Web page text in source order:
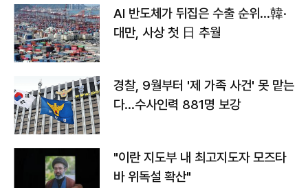
AI 반도체가 뒤집은 수출 순위…韓·
대만, 사상 첫 日 추월
경찰, 9월부터 '제 가족 사건' 못 맡는
다…수사인력 881명 보강
"이란 지도부 내 최고지도자 모즈타
바 위독설 확산"